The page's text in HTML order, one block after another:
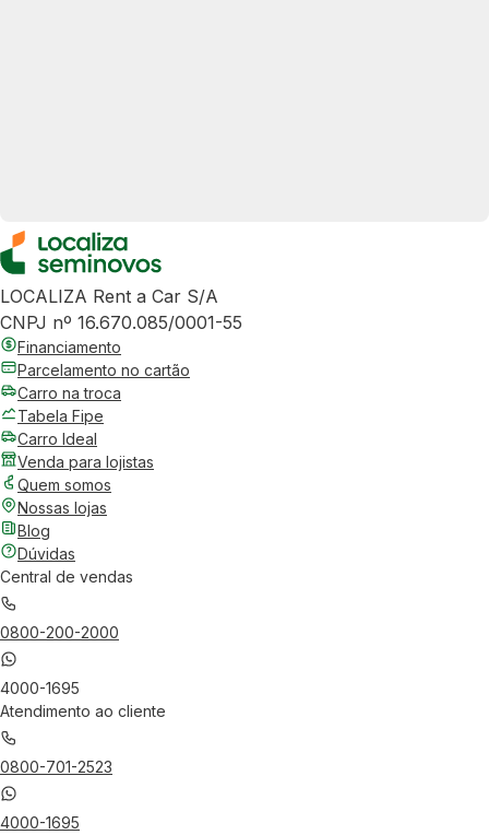
LOCALIZA Rent a Car S/A
CNPJ nº 16.670.085/0001-55
Financiamento
Parcelamento no cartão
Carro na troca
Tabela Fipe
Carro Ideal
Venda para lojistas
Quem somos
Nossas lojas
Blog
Dúvidas
Central de vendas
0800-200-2000
4000-1695
Atendimento ao cliente
0800-701-2523
4000-1695